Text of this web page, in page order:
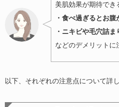
美肌効果が期待でき
・食べ過ぎるとお
・ニキビや毛穴詰
などのデメリットに
以下、それぞれの注意点について詳